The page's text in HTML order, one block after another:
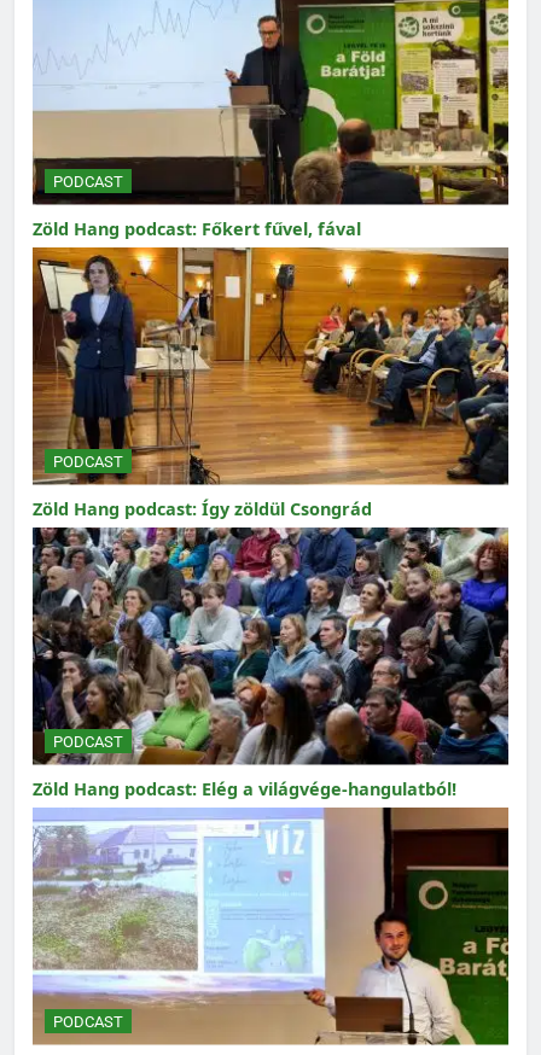
PODCAST
Zöld Hang podcast: Főkert fűvel, fával
PODCAST
Zöld Hang podcast: Így zöldül Csongrád
PODCAST
Zöld Hang podcast: Elég a világvége-hangulatból!
PODCAST